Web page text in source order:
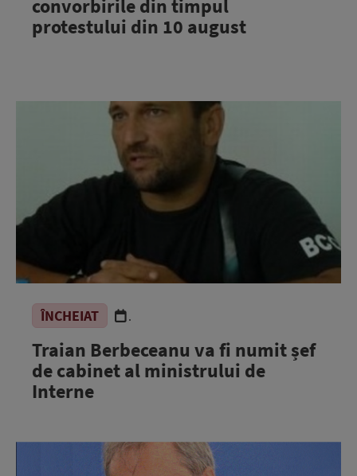
convorbirile din timpul
protestului din 10 august
ÎNCHEIAT .
Traian Berbeceanu va fi numit șef
de cabinet al ministrului de
Interne